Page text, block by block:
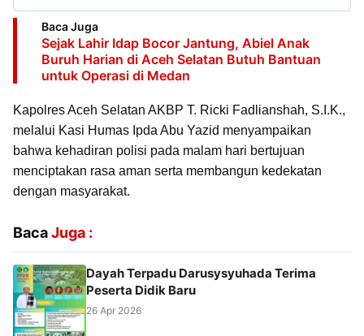
Baca Juga
Sejak Lahir Idap Bocor Jantung, Abiel Anak
Buruh Harian di Aceh Selatan Butuh Bantuan
untuk Operasi di Medan
Kapolres Aceh Selatan AKBP T. Ricki Fadlianshah, S.I.K.,
melalui Kasi Humas Ipda Abu Yazid menyampaikan
bahwa kehadiran polisi pada malam hari bertujuan
menciptakan rasa aman serta membangun kedekatan
dengan masyarakat.
BacaJuga :
Dayah Terpadu Darusysyuhada Terima
Peserta Didik Baru
26 Apr 2026